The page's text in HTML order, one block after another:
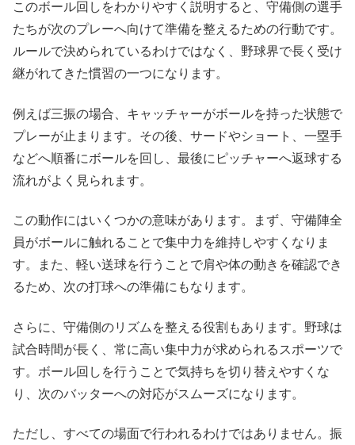
このボール回しをわかりやすく説明すると、守備側の選手
たちが次のプレーへ向けて準備を整えるための行動です。
ルールで決められているわけではなく、野球界で長く受け
継がれてきた慣習の一つになります。
例えば三振の場合、キャッチャーがボールを持った状態で
プレーが止まります。その後、サードやショート、一塁手
などへ順番にボールを回し、最後にピッチャーへ返球する
流れがよく見られます。
この動作にはいくつかの意味があります。まず、守備陣全
員がボールに触れることで集中力を維持しやすくなりま
す。また、軽い送球を行うことで肩や体の動きを確認でき
るため、次の打球への準備にもなります。
さらに、守備側のリズムを整える役割もあります。野球は
試合時間が長く、常に高い集中力が求められるスポーツで
す。ボール回しを行うことで気持ちを切り替えやすくな
り、次のバッターへの対応がスムーズになります。
ただし、すべての場面で行われるわけではありません。振